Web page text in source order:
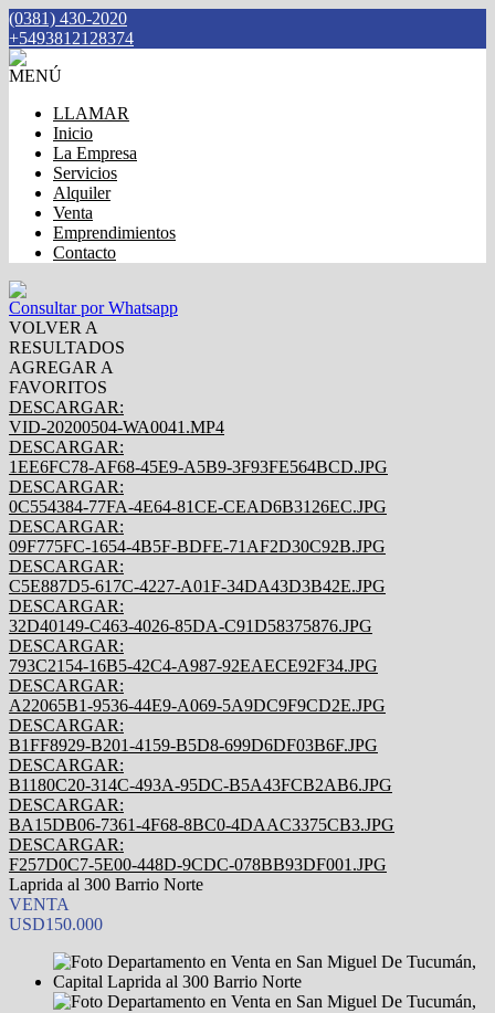
(0381) 430-2020
+5493812128374
MENÚ
LLAMAR
Inicio
La Empresa
Servicios
Alquiler
Venta
Emprendimientos
Contacto
Consultar por Whatsapp
VOLVER A
RESULTADOS
AGREGAR A
FAVORITOS
DESCARGAR:
VID-20200504-WA0041.MP4
DESCARGAR:
1EE6FC78-AF68-45E9-A5B9-3F93FE564BCD.JPG
DESCARGAR:
0C554384-77FA-4E64-81CE-CEAD6B3126EC.JPG
DESCARGAR:
09F775FC-1654-4B5F-BDFE-71AF2D30C92B.JPG
DESCARGAR:
C5E887D5-617C-4227-A01F-34DA43D3B42E.JPG
DESCARGAR:
32D40149-C463-4026-85DA-C91D58375876.JPG
DESCARGAR:
793C2154-16B5-42C4-A987-92EAECE92F34.JPG
DESCARGAR:
A22065B1-9536-44E9-A069-5A9DC9F9CD2E.JPG
DESCARGAR:
B1FF8929-B201-4159-B5D8-699D6DF03B6F.JPG
DESCARGAR:
B1180C20-314C-493A-95DC-B5A43FCB2AB6.JPG
DESCARGAR:
BA15DB06-7361-4F68-8BC0-4DAAC3375CB3.JPG
DESCARGAR:
F257D0C7-5E00-448D-9CDC-078BB93DF001.JPG
Laprida al 300 Barrio Norte
VENTA
USD150.000